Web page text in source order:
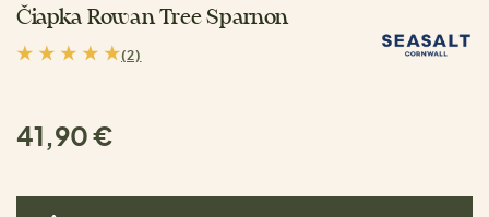
Čiapka Rowan Tree Sparnon
(2)
41,90 €